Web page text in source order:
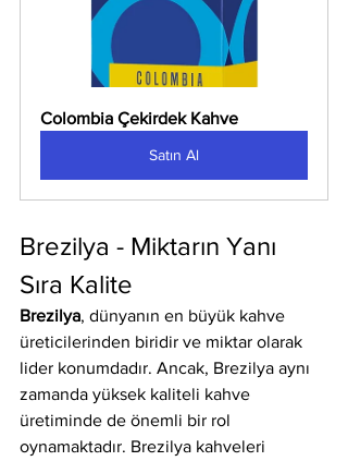
Colombia Çekirdek Kahve
Satın Al
Brezilya - Miktarın Yanı
Sıra Kalite
Brezilya, dünyanın en büyük kahve
üreticilerinden biridir ve miktar olarak
lider konumdadır. Ancak, Brezilya aynı
zamanda yüksek kaliteli kahve
üretiminde de önemli bir rol
oynamaktadır. Brezilya kahveleri